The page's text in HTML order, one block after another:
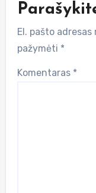
El. pašto adresas
pažymėti *
Komentaras *